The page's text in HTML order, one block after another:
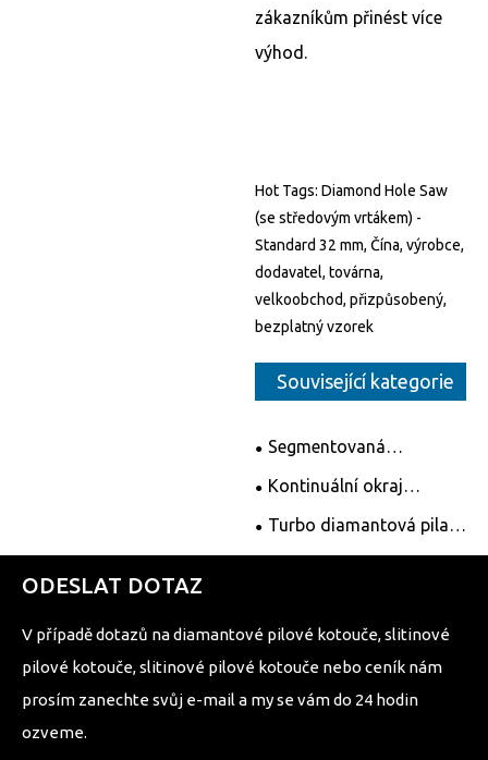
zákazníkům přinést více
výhod.
Hot Tags: Diamond Hole Saw
(se středovým vrtákem) -
Standard 32 mm, Čína, výrobce,
dodavatel, továrna,
velkoobchod, přizpůsobený,
bezplatný vzorek
Související kategorie
Segmentovaná
diamantová pila čepele
Kontinuální okraj
diamantové pily čepel
Turbo diamantová pila
čepel
ODESLAT DOTAZ
V případě dotazů na diamantové pilové kotouče, slitinové
pilové kotouče, slitinové pilové kotouče nebo ceník nám
prosím zanechte svůj e-mail a my se vám do 24 hodin
ozveme.